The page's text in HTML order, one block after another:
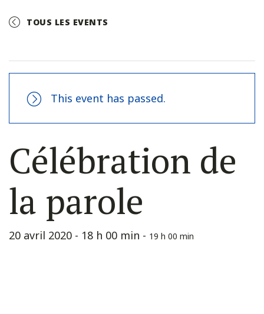
TOUS LES EVENTS
This event has passed.
Célébration de
la parole
20 avril 2020 - 18 h 00 min - 19 h 00 min